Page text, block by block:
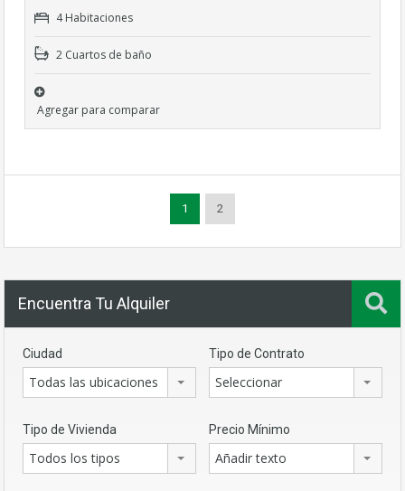
4 Habitaciones
2 Cuartos de baño
Agregar para comparar
1 2
Encuentra Tu Alquiler
Ciudad
Todas las ubicaciones
Tipo de Contrato
Seleccionar
Tipo de Vivienda
Todos los tipos
Precio Mínimo
Añadir texto